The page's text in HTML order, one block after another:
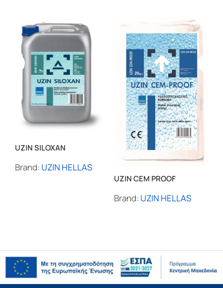
UZIN SILOXAN
Brand: UZIN HELLAS
UZIN CEM PROOF
Brand: UZIN HELLAS